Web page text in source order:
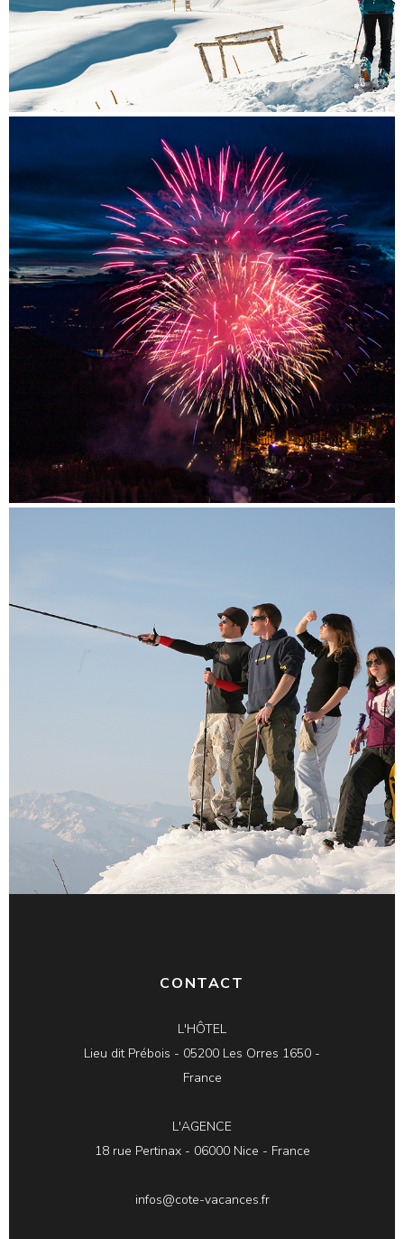
CONTACT
L'HÔTEL
Lieu dit Prébois - 05200 Les Orres 1650 -
France
L'AGENCE
18 rue Pertinax - 06000 Nice - France
infos@cote-vacances.fr